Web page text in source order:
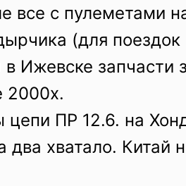
все с пулеметами
(для
Ижевске запчасти
2000х.
цепи ПР 12.6. на
два хватало. Китай